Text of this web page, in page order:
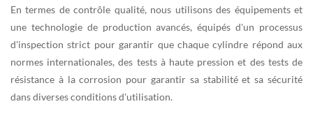
En termes de contrôle qualité, nous utilisons des équipements et
une technologie de production avancés, équipés d'un processus
d'inspection strict pour garantir que chaque cylindre répond aux
normes internationales, des tests à haute pression et des tests de
résistance à la corrosion pour garantir sa stabilité et sa sécurité
dans diverses conditions d'utilisation.